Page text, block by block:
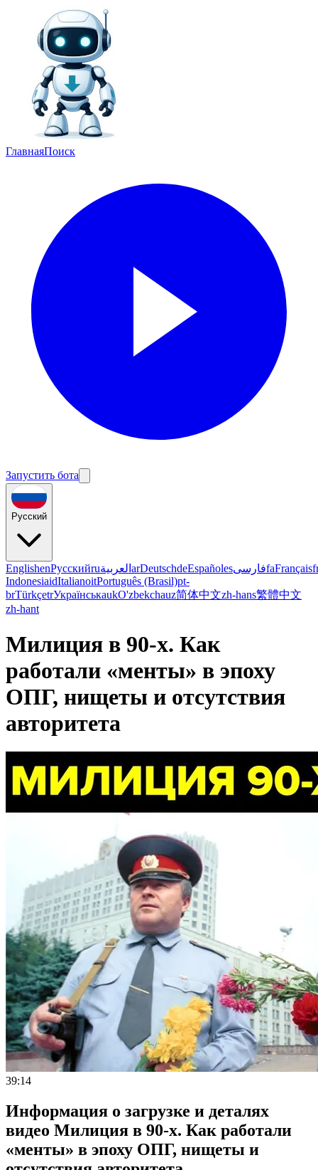
ГлавнаяПоиск
Запустить бота
Русский
EnglishenРусскийruالعربية arDeutschdeEspañolesفارسیfaFrançais
IndonesiaidItalianoitPortuguês (Brasil)pt-
brTürkçetrУкраїнськаukO'zbekchauz简体中文zh-hans繁體中文
zh-hant
Милиция в 90-х. Как
работали «менты» в эпоху
ОПГ, нищеты и отсутствия
авторитета
39:14
Информация о загрузке и деталях
видео Милиция в 90-х. Как работали
«менты» в эпоху ОПГ, нищеты и